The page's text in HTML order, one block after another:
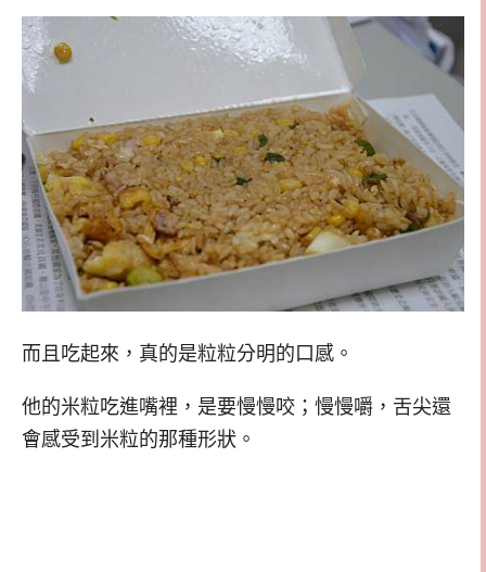
而且吃起來，真的是粒粒分明的口感。
他的米粒吃進嘴裡，是要慢慢咬；慢慢嚼，舌尖還
會感受到米粒的那種形狀。